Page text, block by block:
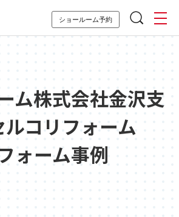
ショールーム予約
ム株式会社金沢支
コリフォーム
ォーム事例